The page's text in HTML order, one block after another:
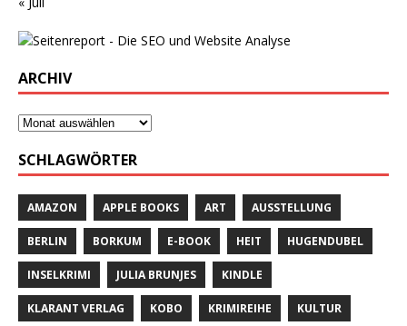
ARCHIV
SCHLAGWÖRTER
AMAZON APPLE BOOKS ART AUSSTELLUNG
BERLIN BORKUM E-BOOK HEIT HUGENDUBEL
INSELKRIMI JULIA BRUNJES KINDLE
KLARANT VERLAG KOBO KRIMIREIHE KULTUR